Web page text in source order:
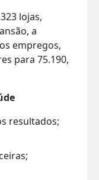
lojas,
a
empregos,
para 75.190,
resultados;